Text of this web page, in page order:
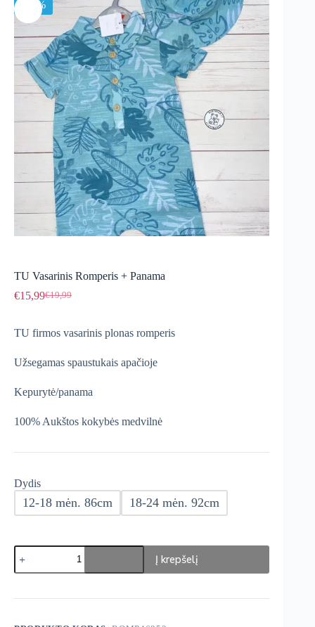
-20%
TU Vasarinis Romperis + Panama
€19,99
Original
€19,99.
€15,99Current
€15,99.
TU firmos vasarinis plonas romperis
Užsegamas spaustukais apačioje
Kepurytė/panama
100% Aukštos kokybės medvilnė
Dydis
12-18 mėn. 86cm 18-24 mėn. 92cm
produkto
kiekis:
TU
Romperis
Į krepšelį